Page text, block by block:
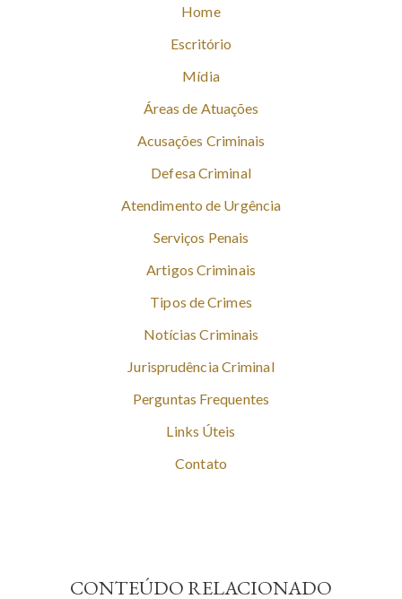
Home
Escritório
Mídia
Áreas de Atuações
Acusações Criminais
Defesa Criminal
Atendimento de Urgência
Serviços Penais
Artigos Criminais
Tipos de Crimes
Notícias Criminais
Jurisprudência Criminal
Perguntas Frequentes
Links Úteis
Contato
CONTEÚDO RELACIONADO